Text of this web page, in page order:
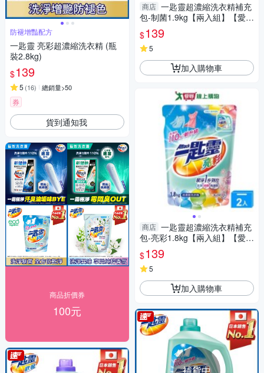
防褪增豔配方
一匙靈 亮彩超濃縮洗衣精 (瓶
裝2.8kg)
$139
5 (16) 總銷量>50
券
貨到通知我
商品折價券
100元
商店 一匙靈超濃縮洗衣精補充
包-制菌1.9kg【兩入組】【愛
買】
$139
5
加入購物車
商店 一匙靈超濃縮洗衣精補充
包-亮彩1.8kg【兩入組】【愛
買】
$139
5
加入購物車